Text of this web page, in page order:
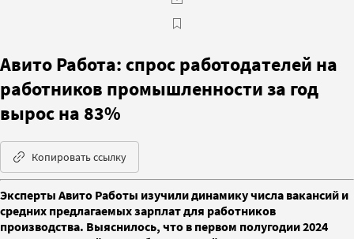
Авито Работа: спрос работодателей на
работников промышленности за год
вырос на 83%
Копировать ссылку
Эксперты Авито Работы изучили динамику числа вакансий и
средних предлагаемых зарплат для работников
производства. Выяснилось, что в первом полугодии 2024